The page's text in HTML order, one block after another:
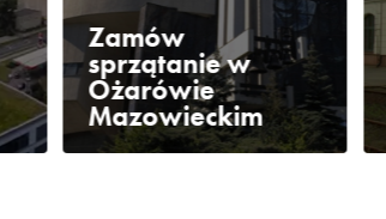
Zamów
sprzątanie w
Ożarówie
Mazowieckim